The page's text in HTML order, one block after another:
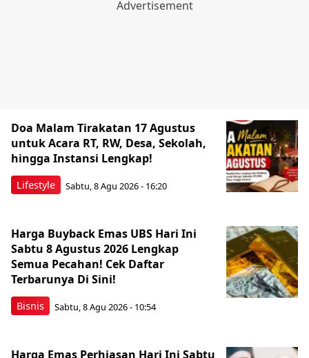
Lifestyle
Doa Malam Tirakatan 17 Agustus
untuk Acara RT, RW, Desa, Sekolah,
hingga Instansi Lengkap!
Sabtu, 8 Agu 2026 - 16:20
Bisnis
Harga Buyback Emas UBS Hari Ini
Sabtu 8 Agustus 2026 Lengkap
Semua Pecahan! Cek Daftar
Terbarunya Di Sini!
Sabtu, 8 Agu 2026 - 10:54
Harga Emas Perhiasan Hari Ini Sabtu